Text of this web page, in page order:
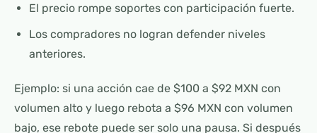
El precio rompe soportes con participación fuerte.
Los compradores no logran defender niveles
anteriores.
Ejemplo: si una acción cae de $100 a $92 MXN con
volumen alto y luego rebota a $96 MXN con volumen
bajo, ese rebote puede ser solo una pausa. Si después